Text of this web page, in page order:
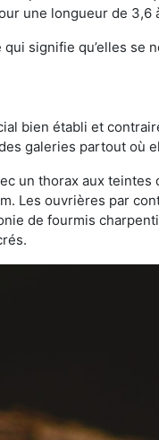
une longueur de 3,6
signifie qu’elles se
bien établi et
galeries partout où
un thorax aux
Les ouvrières par
de fourmis